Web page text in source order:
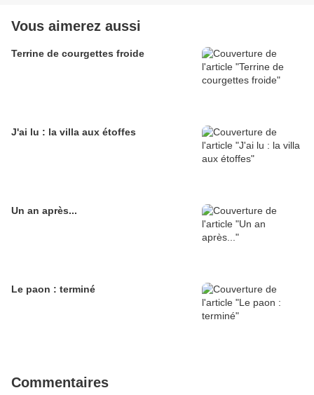
Vous aimerez aussi
Terrine de courgettes froide
J'ai lu : la villa aux étoffes
Un an après...
Le paon : terminé
Commentaires